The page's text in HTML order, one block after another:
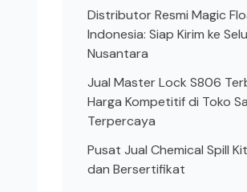
Distributor Resmi Magic
Indonesia: Siap Kirim ke
Nusantara
Jual Master Lock S806
Harga Kompetitif di Toko
Terpercaya
Pusat Jual Chemical Spill
dan Bersertifikat